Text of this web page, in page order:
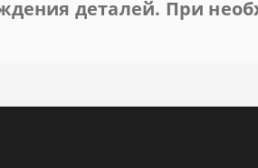
деталей. При